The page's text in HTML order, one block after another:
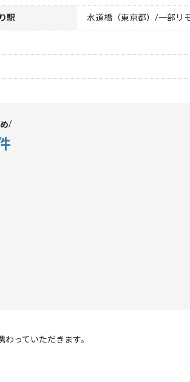
駅 水道橋（東京都）/一部リ
っていただきます。